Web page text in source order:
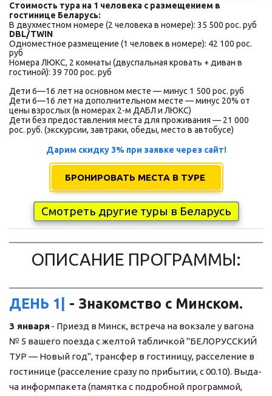
Стоимость тура на 1 человека с размещением в
гостинице Беларусь:
В двухместном номере (2 человека в номере): 35 500
DBL/TWIN
Одноместное размещение (1 человек в номере): 42 100 рос.
руб
Номера ЛЮКС, 2 комнаты (двуспальная кровать + диван в
гостиной): 39 700 рос. руб
Дети 6—16 лет на основном месте — минус 1 500 рос. руб
Дети 6—16 лет на дополнительном месте — минус 20% от
цены взрослых (в номерах 2-м ДАБЛ и ЛЮКС)
Дети без предоставления места для проживания — 21 000
рос. руб. (экскурсии, завтраки, обеды, место в автобусе)
Дарим скидку 3% при заявке через сайт!
БРОНИРОВАТЬ МЕСТА В ТУРЕ
Смотреть другие туры в Беларусь
ОПИСАНИЕ ПРОГРАММЫ:
ДЕНЬ 1| - Знакомство с Минском.
3 ян­ва­ря - При­езд в Минск, встре­ча на вок­за­ле у ва­го­на
№ 5 вашего по­ез­да с жел­той таб­лич­кой "БЕЛОРУССКИЙ
ТУР — Но­вый год", транс­фер в го­сти­ни­цу, рас­се­ле­ние в
го­сти­ни­це (рас­се­ле­ние сра­зу по при­бы­тии, с 00.10). Вы­да­
ча ин­форм­па­ке­та (па­мят­ка с по­дроб­ной про­грам­мой,